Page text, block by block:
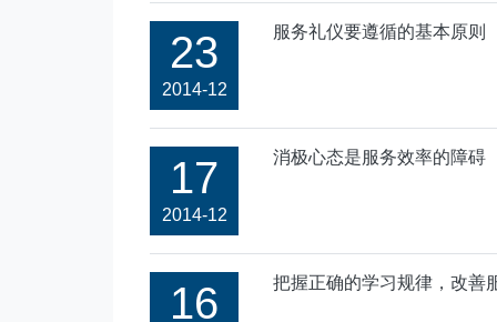
23
2014-12
服务礼仪要遵循的基本原则
17
2014-12
消极心态是服务效率的障碍
16 把握正确的学习规律，改善